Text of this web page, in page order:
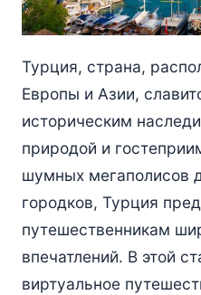
Турция, страна,
Европы и Азии,
историческим
природой и
шумных мегаполисов
городков, Турция
путешественникам
впечатлений. В этой
виртуальное